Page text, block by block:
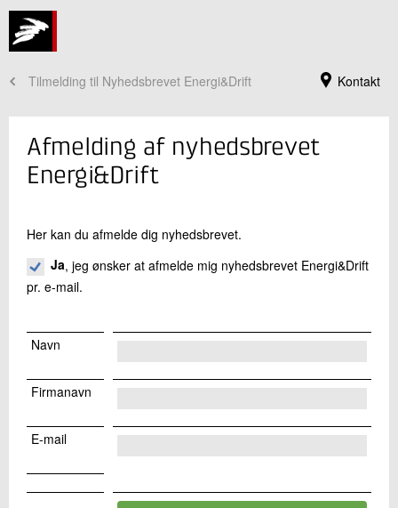
Kontakt
Tilmelding til Nyhedsbrevet Energi&Drift
Energi og Klima
+45 72 20 24 80
Send e-mail
Skriv til mig
Afmelding af nyhedsbrevet
Energi&Drift
Her kan du afmelde dig nyhedsbrevet.
Ja, jeg ønsker at afmelde mig nyhedsbrevet Energi&Drift
pr. e-mail.
Navn
Firmanavn
E-mail